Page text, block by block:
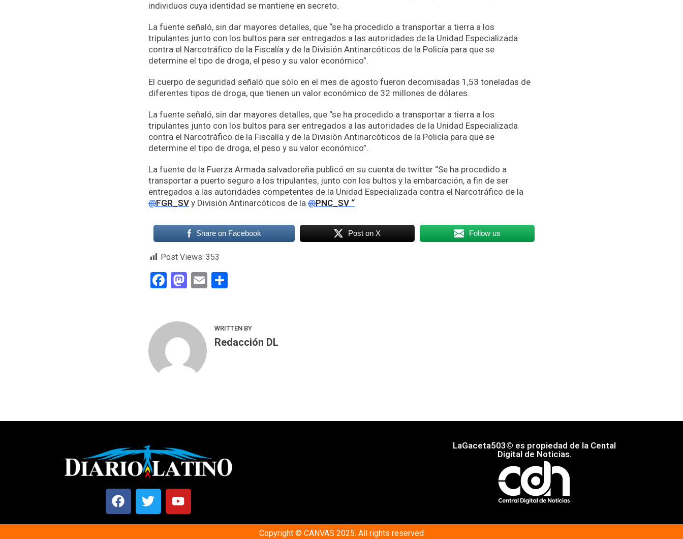
individuos cuya identidad se mantiene en secreto.
La fuente señaló, sin dar mayores detalles, que “se ha procedido a transportar a tierra a los
tripulantes junto con los bultos para ser entregados a las autoridades de la Unidad Especializada
contra el Narcotráfico de la Fiscalía y de la División Antinarcóticos de la Policía para que se
determine el tipo de droga, el peso y su valor económico”.
El cuerpo de seguridad señaló que sólo en el mes de agosto fueron decomisadas 1,53 toneladas de
diferentes tipos de droga, que tienen un valor económico de 32 millones de dólares.
La fuente señaló, sin dar mayores detalles, que “se ha procedido a transportar a tierra a los
tripulantes junto con los bultos para ser entregados a las autoridades de la Unidad Especializada
contra el Narcotráfico de la Fiscalía y de la División Antinarcóticos de la Policía para que se
determine el tipo de droga, el peso y su valor económico”.
La fuente de la Fuerza Armada salvadoreña publicó en su cuenta de twitter “Se ha procedido a
transportar a puerto seguro a los tripulantes, junto con los bultos y la embarcación, a fin de ser
entregados a las autoridades competentes de la Unidad Especializada contra el Narcotráfico de la
@FGR_SV y División Antinarcóticos de la @PNC_SV “
Share on Facebook Post on X Follow us
Post Views: 353
Facebook
Mastodon
Email
WRITTEN BY
Redacción DL
LaGaceta503© es propiedad de la Cental
Digital de Noticias.
Copyright © CANVAS 2025. All rights reserved